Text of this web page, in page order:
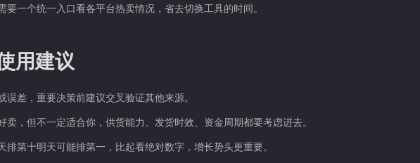
一个统一入口看各平台热卖情况，省去切换工具的时间。
用建议
差，重要决策前建议交叉验证其他来源。
，但不一定适合你，供货能力、发货时效、资金周期都要考虑进去。
第十明天可能排第一，比起看绝对数字，增长势头更重要。